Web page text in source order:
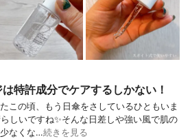
特許成分でケアするしかない！
この頃、もう日傘をさしているひともいま
しいですね✨そんな日差しや強い風で肌の
なくな…続きを見る